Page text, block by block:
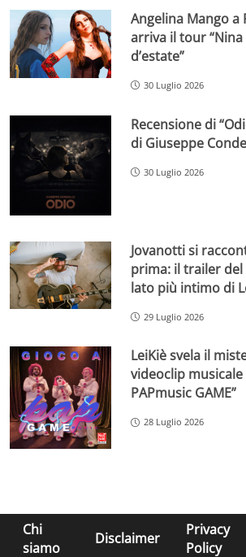
Angelina Mango a
arriva il tour
d’estate”
30 Luglio 2026
Recensione di
di Giuseppe
30 Luglio 2026
Jovanotti si
prima: il trailer
lato più intimo di
29 Luglio 2026
LeiKiè svela il
videoclip musicale
PAPmusic GAME”
28 Luglio 2026
Chi
siamo
Disclaimer
Privacy
Policy